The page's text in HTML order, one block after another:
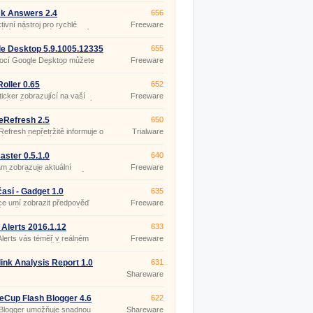
systémových prostředků
údaje z vašich online
zdrojů (předpovědi počasí,
Answers 2.4
nástroj pro rychlé
a přehledné zobrazení
656
Freeware
Desktop 5.9.1005.12335
Google Desktop můžete
vyhledávat různé informace
elektronické pošty
Outlook 2000+, Outlook
5+, Netscape Mail 7.
655
Freeware
0.65
zobrazující na vaší
ploše novinky z vybraných
652
Freeware
2.5
nepřetržitě informuje o
uveřejněných na
jejich opakovaných
650
Trialware
0.5.1.0
zobrazuje aktuální
počasí pro libovolné
panelu Windows.
640
Freeware
- Gadget 1.0
umí zobrazit předpověď
na tři dny (v nastavení si
než 300 měst ČR.
635
Freeware
Alerts 2016.1.12
vás téměř v reálném
o zemětřeseních,
záplavách, požárech,
půdy, tornádech a dalších
633
Freeware
Analysis Report 1.0
631
Shareware
Flash Blogger 4.6
umožňuje snadnou
622
Shareware